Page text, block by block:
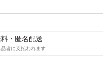
フリー処方】毎日の習慣
リー処方。酸化防止剤・
・乳化剤・動物由来原料・
整剤・微粒二酸化ケイ素
・匿名配送
者に支払われます